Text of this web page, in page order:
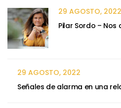
29 AGOSTO, 2022
Pilar Sordo – Nos
29 AGOSTO, 2022
Señales de alarma en una